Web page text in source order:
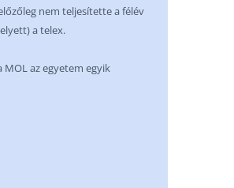
nem teljesítette a félév
a telex.
MOL az egyetem egyik